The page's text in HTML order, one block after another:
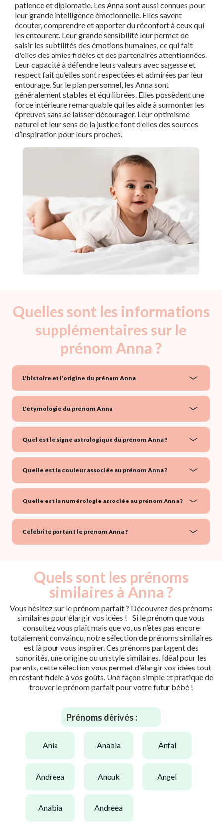
patience et diplomatie. Les Anna sont aussi connues pour
leur grande intelligence émotionnelle. Elles savent
écouter, comprendre et apporter du réconfort à ceux qui
les entourent. Leur grande sensibilité leur permet de
saisir les subtilités des émotions humaines, ce qui fait
d'elles des amies fidèles et des partenaires attentionnées.
Leur capacité à défendre leurs valeurs avec sagesse et
respect fait qu’elles sont respectées et admirées par leur
entourage. Sur le plan personnel, les Anna sont
généralement stables et équilibrées. Elles possèdent une
force intérieure remarquable qui les aide à surmonter les
épreuves sans se laisser décourager. Leur optimisme
naturel et leur sens de la justice font d’elles des sources
d’inspiration pour leurs proches.
Quelles sont les informations
supplémentaires sur le
prénom Anna ?
L'histoire et l'origine du prénom Anna
L'étymologie du prénom Anna
Quel est le signe astrologique du prénom Anna ?
Quelle est la couleur associée au prénom Anna ?
Quelle est la numérologie associée au prénom Anna ?
Célébrité portant le prénom Anna ?
Quels sont les prénoms
similaires à Anna ?
Vous hésitez sur le prénom parfait ? Découvrez des prénoms
similaires pour élargir vos idées ! Si le prénom que vous
consultez vous plaît mais que vo, us n’êtes pas encore
totalement convaincu, notre sélection de prénoms similaires
est là pour vous inspirer. Ces prénoms partagent des
sonorités, une origine ou un style similaires. Idéal pour les
parents, cette sélection vous permet d’élargir vos idées tout
en restant fidèle à vos goûts. Une façon simple et pratique de
trouver le prénom parfait pour votre futur bébé !
Prénoms dérivés :
ania anabia anfal
andreea anouk angel
anabia andreea